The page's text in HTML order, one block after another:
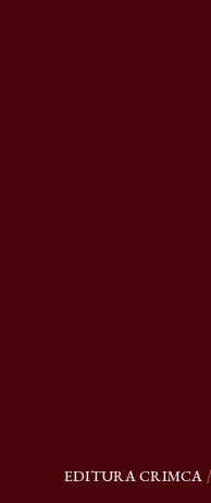
EDITURA CRIMCA /